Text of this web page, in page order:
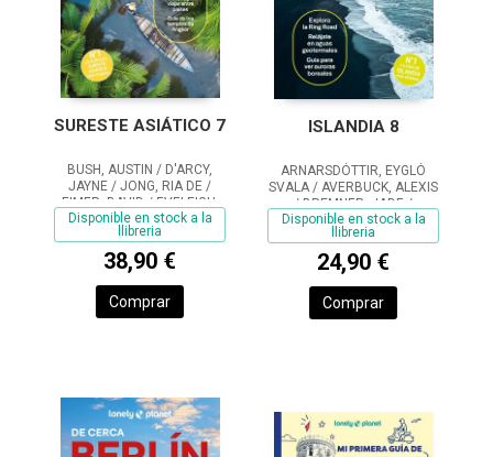
SURESTE ASIÁTICO 7
BUSH, AUSTIN / D'ARCY,
JAYNE / JONG, RIA DE /
EIMER, DAVID / EVELEIGH,
MARK / FERRARESE,
MARCO / GROSBERG,
MICHAEL / HARDING, PAUL /
RAY, NICK / REID,
Disponible en stock a la
llibreria
38,90 €
Comprar
ISLANDIA 8
ARNARSDÓTTIR, EYGLÓ
SVALA / AVERBUCK, ALEXIS
/ BREMNER, JADE /
FITZPATRICK, MARY / HAM,
ANTHONY
Disponible en stock a la
llibreria
24,90 €
Comprar